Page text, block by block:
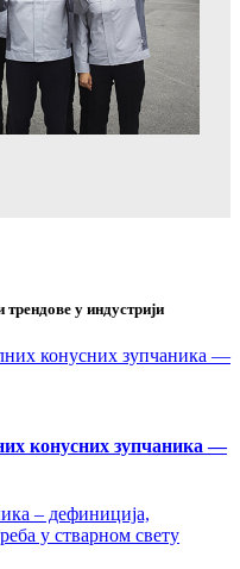
трендове у индустрији
конусних зупчаника —